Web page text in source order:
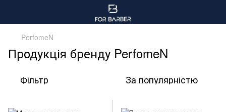
PerfomeN
Продукція бренду PerfomeN
Фільтр За популярністю